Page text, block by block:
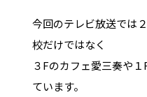
今回のテレビ放送では
校だけではなく
３Fのカフェ愛三奏や
ています。